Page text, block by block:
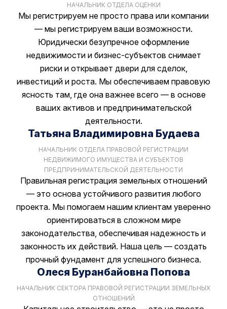
НАЧАЛЬНИК ОТДЕЛА ОЦЕНКИ
Мы регистрируем не просто права или компании
— мы регистрируем ваши возможности.
Юридически безупречное оформление
недвижимости и бизнес-субъектов снимает
риски и открывает двери для сделок,
инвестиций и роста. Мы обеспечиваем правовую
ясность там, где она важнее всего — в основе
ваших активов и предпринимательской
деятельности.
Татьяна Владимировна Будаева
НАЧАЛЬНИК ОТДЕЛА ПРАВОВОЙ РЕГИСТРАЦИИ
НЕДВИЖИМОГО ИМУЩЕСТВА И СУБЪЕКТОВ
ПРЕДПРИНИМАТЕЛЬСКОЙ ДЕЯТЕЛЬНОСТИ
Правильная регистрация земельных отношений
— это основа устойчивого развития любого
проекта. Мы помогаем нашим клиентам уверенно
ориентироваться в сложном мире
законодательства, обеспечивая надежность и
законность их действий. Наша цель — создать
прочный фундамент для успешного бизнеса.
Олеся Буранбайовна Попова
НАЧАЛЬНИК СЕКТОРА ПРАВОВОЙ РЕГИСТРАЦИИ ЗЕМЕЛЬНЫХ
ОТНОШЕНИЙ